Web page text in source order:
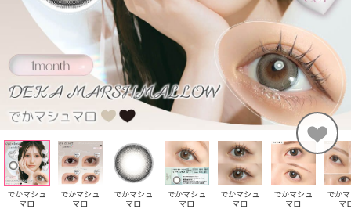
でかマシュ
マロ
でかマシュ
マロ
でかマシュ
マロ
でかマシュ
マロ
でかマシュ
マロ
でかマシュ
マロ
でか
マ